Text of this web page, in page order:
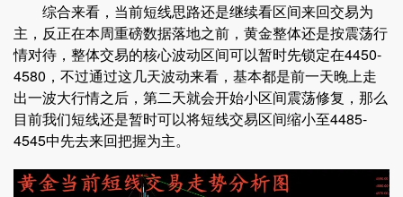
综合来看，当前短线思路还是继续看区间来回交易为
主，反正在本周重磅数据落地之前，黄金整体还是按震荡行
情对待，整体交易的核心波动区间可以暂时先锁定在4450-
4580，不过通过这几天波动来看，基本都是前一天晚上走
出一波大行情之后，第二天就会开始小区间震荡修复，那么
目前我们短线还是暂时可以将短线交易区间缩小至4485-
4545中先去来回把握为主。